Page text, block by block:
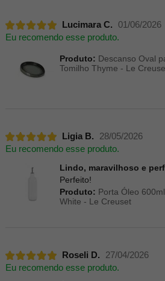
Lucimara C.
01/06/2026
Eu recomendo esse produto.
Produto: Descanso Oval
Tomilho Thyme - Le
Ligia B.
28/05/2026
Eu recomendo esse produto.
Lindo, maravilhoso e
Perfeito!
Produto: Porta Óleo
White - Le Creuset
Roseli D.
27/04/2026
Eu recomendo esse produto.